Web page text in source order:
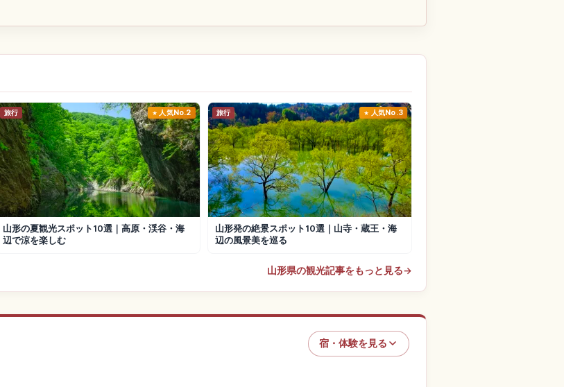
旅行 人気No.2
山形の夏観光スポット10選｜高原・渓谷・海
辺で涼を楽しむ
旅行 人気No.3
山形発の絶景スポット10選｜山寺・蔵王・海
辺の風景美を巡る
山形県の観光記事をもっと見る→
宿・体験を見る